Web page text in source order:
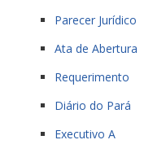
Parecer Jurídico
Ata de Abertura
Requerimento
Diário do Pará
Executivo A